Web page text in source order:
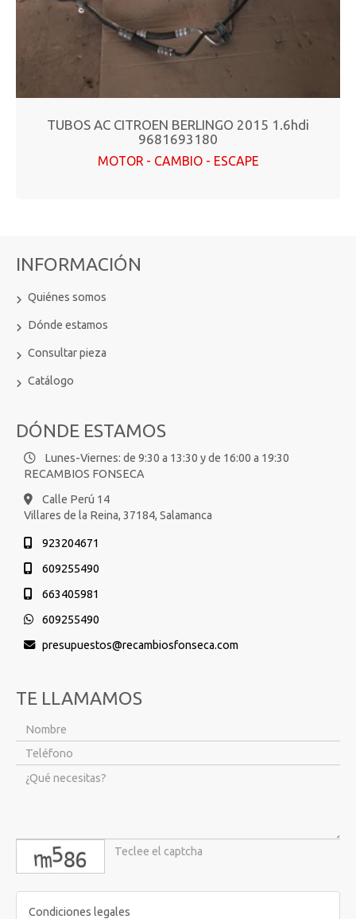
TUBOS AC CITROEN BERLINGO 2015 1.6hdi
9681693180
MOTOR - CAMBIO - ESCAPE
INFORMACIÓN
Quiénes somos
Dónde estamos
Consultar pieza
Catálogo
DÓNDE ESTAMOS
Lunes-Viernes: de 9:30 a 13:30 y de 16:00 a 19:30
RECAMBIOS FONSECA
Calle Perú 14
Villares de la Reina, 37184, Salamanca
923204671
609255490
663405981
609255490
presupuestos
recambiosfonseca.com
TE LLAMAMOS
captcha
Condiciones legales